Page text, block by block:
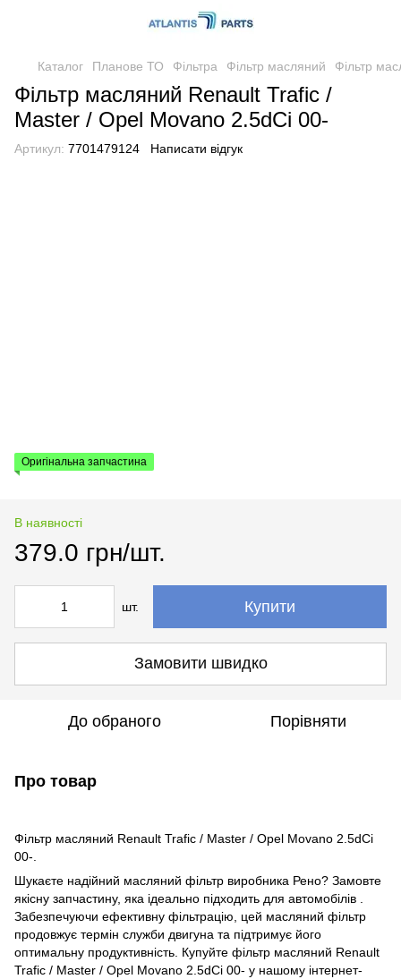
Каталог Планове ТО Фільтра Фільтр масляний Фільтр
Фільтр масляний Renault Trafic /
Master / Opel Movano 2.5dCi 00-
Артикул: 7701479124 Написати відгук
Оригінальна запчастина
В наявності
379.0 грн/шт.
шт. Купити
Замовити швидко
До обраного Порівняти
Про товар
Фільтр масляний Renault Trafic / Master / Opel Movano 2.5dCi
00-.
Шукаєте надійний масляний фільтр виробника Рено? Замовте
якісну запчастину, яка ідеально підходить для автомобілів .
Забезпечуючи ефективну фільтрацію, цей масляний фільтр
продовжує термін служби двигуна та підтримує його
оптимальну продуктивність. Купуйте фільтр масляний Renault
Trafic / Master / Opel Movano 2.5dCi 00- у нашому інтернет-